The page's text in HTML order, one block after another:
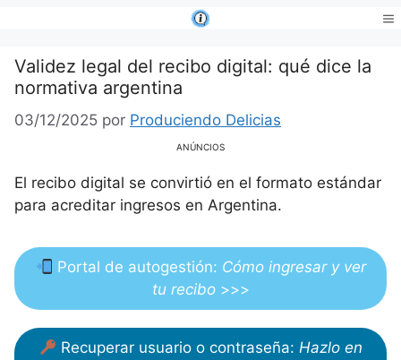
contenido
Validez legal del recibo digital: qué dice la
normativa argentina
03/12/2025 por Produciendo Delicias
ANÚNCIOS
El recibo digital se convirtió en el formato estándar
para acreditar ingresos en Argentina.
Portal de autogestión: Cómo ingresar y ver
tu recibo>>>
Recuperar usuario o contraseña: Hazlo en